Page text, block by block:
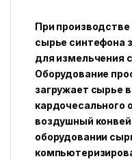
При
сырье синтефона
для измельчения
Оборудование
загружает сырье
кардочесального
воздушный
оборудовании